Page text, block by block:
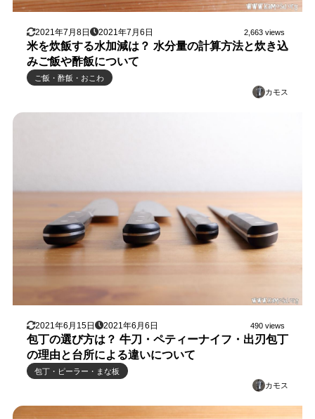
2021年7月8日 2021年7月6日 2,663 views
米を炊飯する水加減は？ 水分量の計算方法と炊き込
みご飯や酢飯について
ご飯・酢飯・おこわ
カモス
2021年6月15日 2021年6月6日 490 views
包丁の選び方は？ 牛刀・ペティーナイフ・出刃包丁
の理由と台所による違いについて
包丁・ピーラー・まな板
カモス